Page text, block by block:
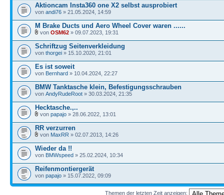
Aktioncam Insta360 one X2 selbst ausprobiert
von andi76 » 21.05.2024, 14:59
M Brake Ducts und Aero Wheel Cover waren ......
von OSM62 » 09.07.2023, 19:31
Schriftzug Seitenverkleidung
von thorgei » 15.10.2020, 21:01
Es ist soweit
von Bernhard » 10.04.2024, 22:27
BMW Tanktasche klein, Befestigungsschrauben
von AndyRudeRoot » 30.03.2024, 21:35
Hecktasche.,..
von papajo » 28.06.2022, 13:01
RR verzurren
von MaxRR » 02.07.2013, 14:26
Wieder da !!
von BMWspeed » 25.02.2024, 10:34
Reifenmontiergerät
von papajo » 15.07.2022, 09:09
Themen der letzten Zeit anzeigen: